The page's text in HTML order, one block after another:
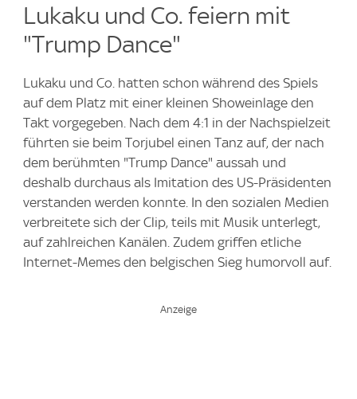
Lukaku und Co. feiern mit
"Trump Dance"
Lukaku und Co. hatten schon während des Spiels
auf dem Platz mit einer kleinen Showeinlage den
Takt vorgegeben. Nach dem 4:1 in der Nachspielzeit
führten sie beim Torjubel einen Tanz auf, der nach
dem berühmten "Trump Dance" aussah und
deshalb durchaus als Imitation des US-Präsidenten
verstanden werden konnte. In den sozialen Medien
verbreitete sich der Clip, teils mit Musik unterlegt,
auf zahlreichen Kanälen. Zudem griffen etliche
Internet-Memes den belgischen Sieg humorvoll auf.